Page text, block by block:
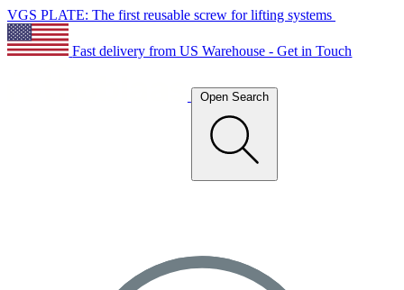
VGS PLATE: The first reusable screw for lifting systems
Fast delivery from US Warehouse - Get in Touch
Open Search